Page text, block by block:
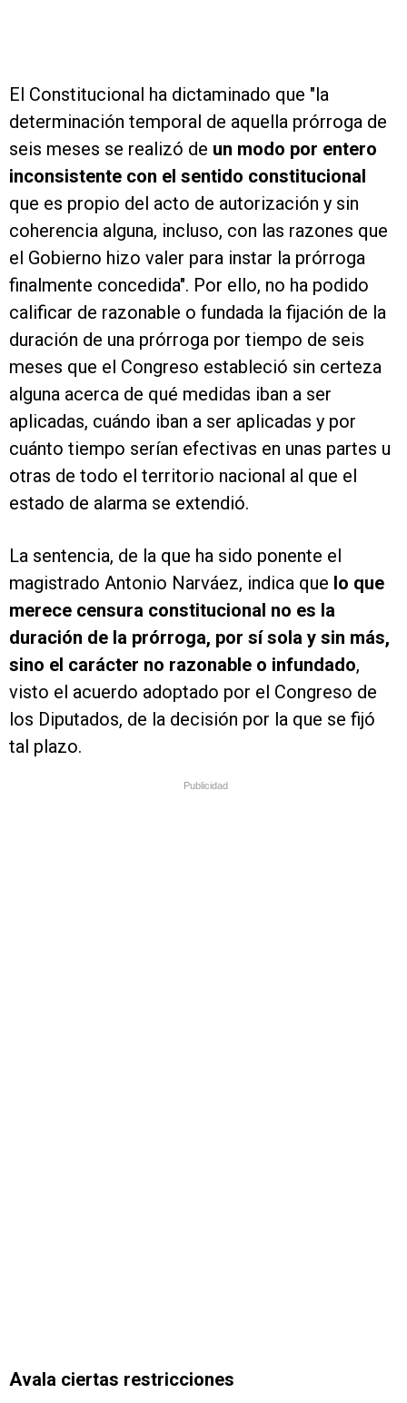
El Constitucional ha dictaminado que "la
determinación temporal de aquella prórroga de
seis meses se realizó de un modo por entero
inconsistente con el sentido constitucional
que es propio del acto de autorización y sin
coherencia alguna, incluso, con las razones que
el Gobierno hizo valer para instar la prórroga
finalmente concedida". Por ello, no ha podido
calificar de razonable o fundada la fijación de la
duración de una prórroga por tiempo de seis
meses que el Congreso estableció sin certeza
alguna acerca de qué medidas iban a ser
aplicadas, cuándo iban a ser aplicadas y por
cuánto tiempo serían efectivas en unas partes u
otras de todo el territorio nacional al que el
estado de alarma se extendió.
La sentencia, de la que ha sido ponente el
magistrado Antonio Narváez, indica que lo que
merece censura constitucional no es la
duración de la prórroga, por sí sola y sin más,
sino el carácter no razonable o infundado,
visto el acuerdo adoptado por el Congreso de
los Diputados, de la decisión por la que se fijó
tal plazo.
Publicidad
Avala ciertas restricciones